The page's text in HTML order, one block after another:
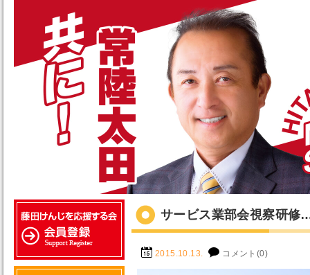
サービス業部会視察研修
2015.10.13. コメント(0)